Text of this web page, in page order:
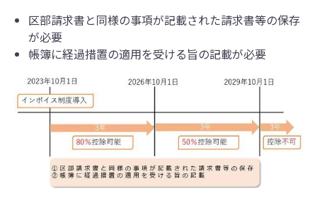
区部請求書と同様の事項が記載された請求書等の保存
が必要
帳簿に経過措置の適用を受ける旨の記載が必要